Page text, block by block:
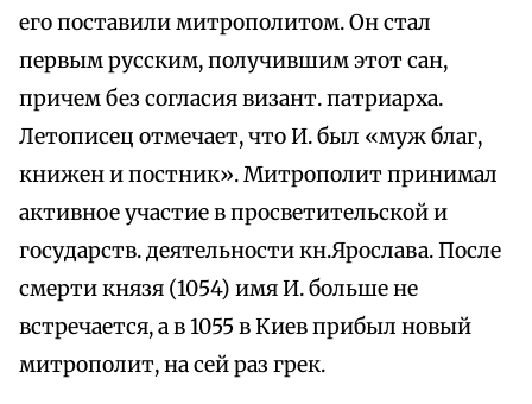
его поставили митрополитом. Он стал
первым русским, получившим этот сан,
причем без согласия визант. патриарха.
Летописец отмечает, что И. был «муж благ,
книжен и постник». Митрополит принимал
активное участие в просветительской и
государств. деятельности кн.Ярослава. После
смерти князя (1054) имя И. больше не
встречается, а в 1055 в Киев прибыл новый
митрополит, на сей раз грек.